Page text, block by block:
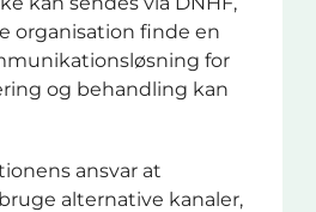
organisation finde en
for
og behandling kan
ansvar at
alternative kanaler,